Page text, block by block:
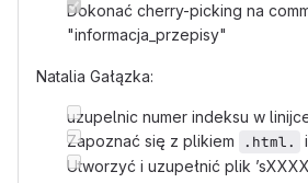
Dokonać cherry-picking na
"informacja_przepisy"
Natalia Gałązka:
uzupelnic numer indeksu w
Zapoznać się z plikiem
.html. i
Utworzyć i uzupełnić plik